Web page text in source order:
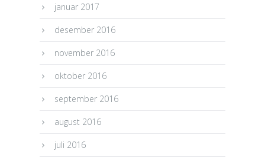
januar 2017
desember 2016
november 2016
oktober 2016
september 2016
august 2016
juli 2016